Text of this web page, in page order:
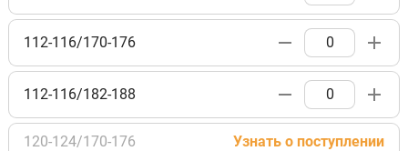
112-116/170-176
112-116/182-188
120-124/170-176 Узнать о поступлении